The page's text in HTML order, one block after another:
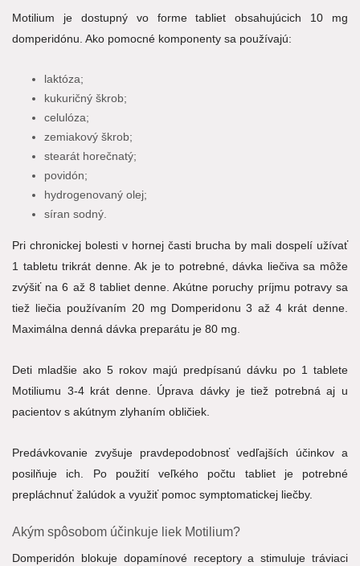
Motilium je dostupný vo forme tabliet obsahujúcich 10 mg
domperidónu. Ako pomocné komponenty sa používajú:
laktóza;
kukuričný škrob;
celulóza;
zemiakový škrob;
stearát horečnatý;
povidón;
hydrogenovaný olej;
síran sodný.
Pri chronickej bolesti v hornej časti brucha by mali dospelí užívať
1 tabletu trikrát denne. Ak je to potrebné, dávka liečiva sa môže
zvýšiť na 6 až 8 tabliet denne. Akútne poruchy príjmu potravy sa
tiež liečia používaním 20 mg Domperidonu 3 až 4 krát denne.
Maximálna denná dávka preparátu je 80 mg.
Deti mladšie ako 5 rokov majú predpísanú dávku po 1 tablete
Motiliumu 3-4 krát denne. Úprava dávky je tiež potrebná aj u
pacientov s akútnym zlyhaním obličiek.
Predávkovanie zvyšuje pravdepodobnosť vedľajších účinkov a
posilňuje ich. Po použití veľkého počtu tabliet je potrebné
prepláchnuť žalúdok a využiť pomoc symptomatickej liečby.
Akým spôsobom účinkuje liek Motilium?
Domperidón blokuje dopamínové receptory a stimuluje tráviaci